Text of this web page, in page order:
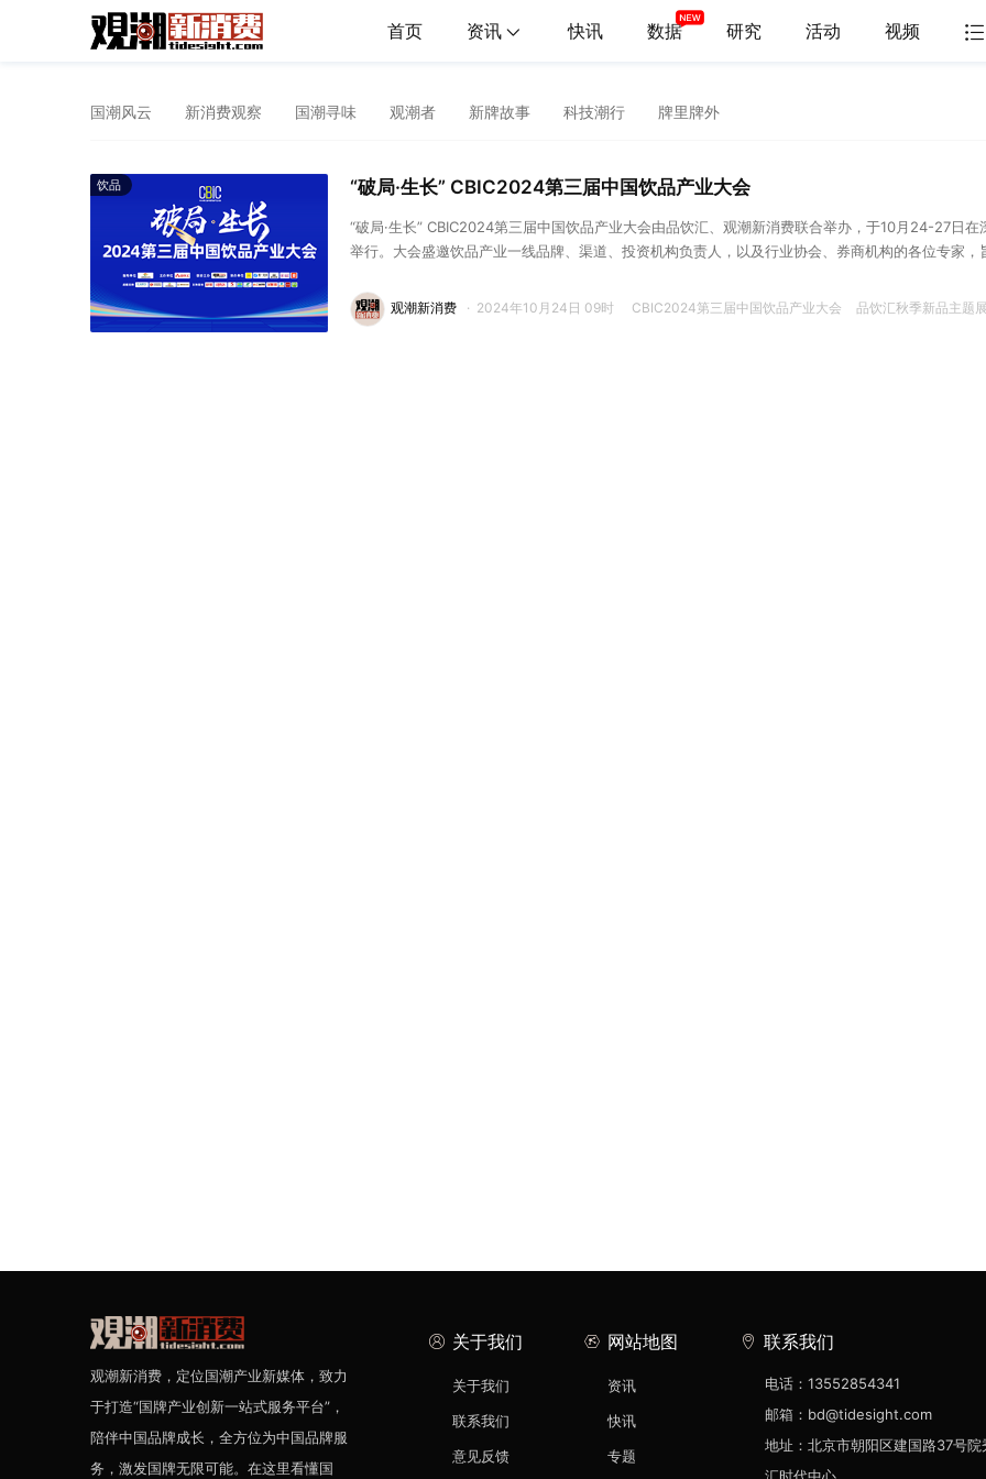
首页 资讯 快讯 数据 研究 活动 视频
国潮风云 新消费观察 国潮寻味 观潮者 新牌故事 科技潮行 牌里牌外
饮品 “破局·生长” CBIC2024第三届中国饮品产业大会
“破局·生长” CBIC2024第三届中国饮品产业大会由品饮汇、观潮新消费联合举办，于10月24-27日在
举行。大会盛邀饮品产业一线品牌、渠道、投资机构负责人，以及行业协会、券商机构的各位专家，
在存量时代谋求高质量发展的新篇章。
CBIC2024第三届中国饮品产业大会 品饮汇秋季新品主题
观潮新消费 · 2024年10月24日 09时
观潮新消费，定位国潮产业新媒体，致力
于打造“国牌产业创新一站式服务平台”，
陪伴中国品牌成长，全方位为中国品牌服
务，激发国牌无限可能。在这里看懂国
关于我们
关于我们
联系我们
意见反馈
网站地图
资讯
快讯
专题
联系我们
电话：13552854341
邮箱：bd@tidesight.com
地址：北京市朝阳区建国路37号院